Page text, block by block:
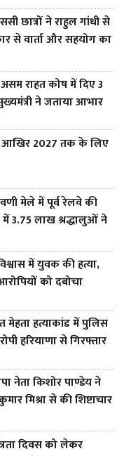
छात्रों ने राहुल गांधी से
से वार्ता और सहयोग का
राहत कोष में दिए 3
ने जताया आभार
2027 तक के लिए
मेले में पूर्व रेलवे की
में 3.75 लाख श्रद्धालुओं ने
में युवक की हत्या,
को दबोचा
मेहता हत्याकांड में पुलिस
हरियाणा से गिरफ्तार
नेता किशोर पाण्डेय ने
मिश्रा से की शिष्टाचार
दिवस को लेकर